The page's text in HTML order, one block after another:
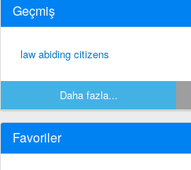
Geçmiş
law abiding citizens
Daha fazla...
Favoriler